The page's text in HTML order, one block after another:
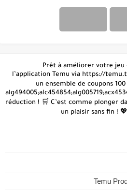
👋 Prêt à améliorer votre
l’application Temu via https://
un ensemble de coupons
réduction ! 🛒 C’est comme plonger
un plaisir sans fin !
Temu